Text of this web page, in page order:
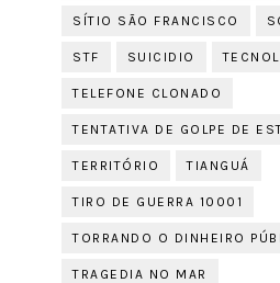
SÍTIO SÃO FRANCISCO
STF SUICIDIO
TELEFONE CLONADO
TENTATIVA DE GOLPE DE
TERRITÓRIO TIANGUÁ
TIRO DE GUERRA 10001
TORRANDO O DINHEIRO
TRAGEDIA NO MAR